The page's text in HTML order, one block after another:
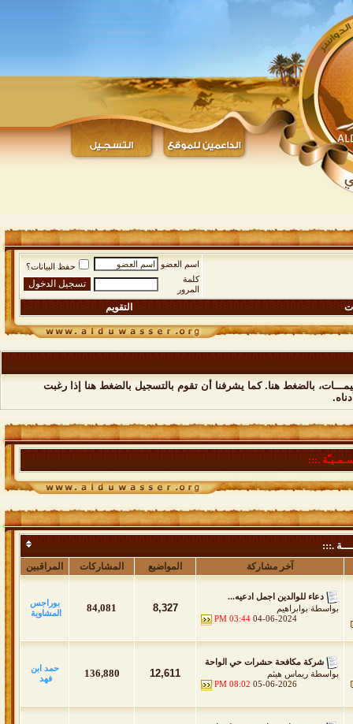
اسم العضو
حفظ البيانات؟
كلمة
المرور
التقويم
بالضغط هنا. كما يشرفنا أن تقوم بالتسجيل بالضغط هنا إذا رغبت
.:::
.:::
آخر مشاركة المواضيع المشاركات المراقبين
دعاء للوالدين اجمل ادعيه...
بواسطة بوابراهيم
04-06-2024
03:44 PM
8,327
84,081
بوراجس
المشاوية
شركة مكافحة حشرات حي الواحة
بواسطة ريماس هيثم
05-06-2026
08:02 PM
12,611
136,880
حمد ابن
فهد